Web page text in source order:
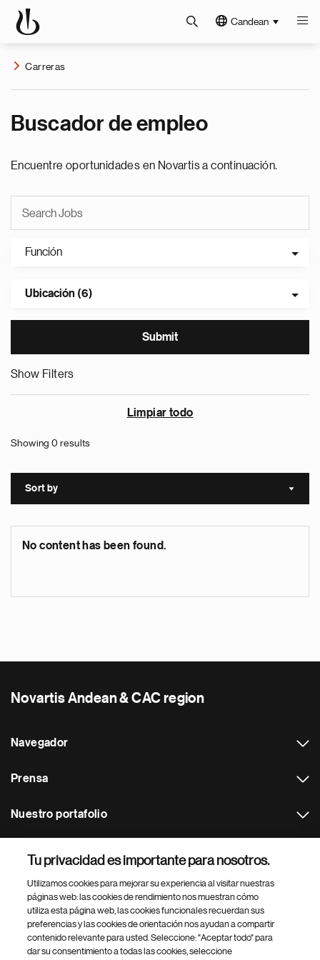
Candean
Carreras
Buscador de empleo
Encuentre oportunidades en Novartis a continuación.
Función
Ubicación (6)
Show Filters
Limpiar todo
Showing 0 results
Sort by Sort
No content has been found.
Novartis Andean & CAC region
Navegador
Prensa
Nuestro portafolio
Footer Site Search
Tu privacidad es importante para nosotros.
Utilizamos cookies para mejorar su experiencia al visitar nuestras
páginas web: las cookies de rendimiento nos muestran cómo
utiliza esta página web, las cookies funcionales recuerdan sus
preferencias y las cookies de orientación nos ayudan a compartir
contenido relevante para usted. Seleccione: "Aceptar todo" para
dar su consentimiento a todas las cookies, seleccione